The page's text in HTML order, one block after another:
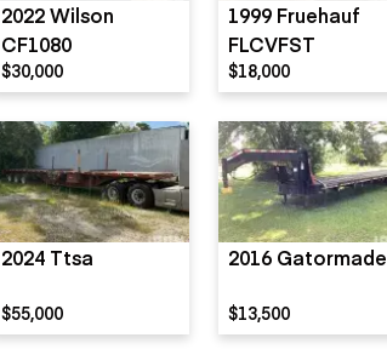
2022 Wilson
CF1080
$30,000
1999 Fruehauf
FLCVFST
$18,000
2024 Ttsa
$55,000
2016 Gatormade
$13,500